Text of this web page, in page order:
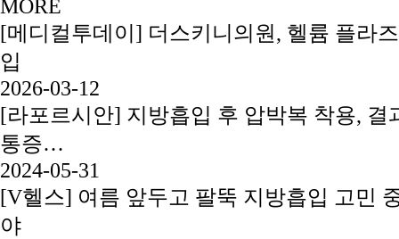
MORE
[메디컬투데이] 더스키니의원, 헬륨 플라
입
2026-03-12
[라포르시안] 지방흡입 후 압박복 착용, 결
통증…
2024-05-31
[V헬스] 여름 앞두고 팔뚝 지방흡입 고민
야